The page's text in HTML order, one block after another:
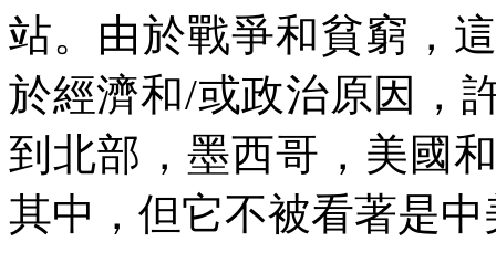
站。由於戰爭和貧窮，
於經濟和/或政治原因，
到北部，墨西哥，美國
其中，但它不被看著是